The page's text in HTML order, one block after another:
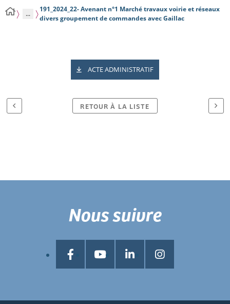
...
191_2024_22- Avenant n°1 Marché travaux voirie et réseaux
divers groupement de commandes avec Gaillac
ACTE ADMINISTRATIF
RETOUR À LA LISTE
Nous suivre